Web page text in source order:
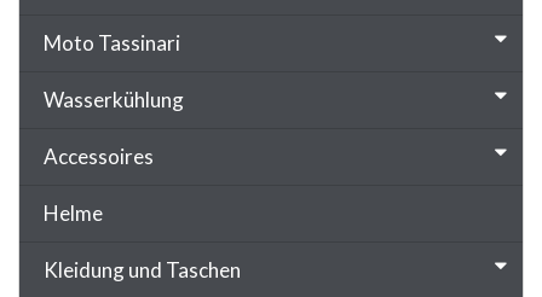
Moto Tassinari
Wasserkühlung
Accessoires
Helme
Kleidung und Taschen